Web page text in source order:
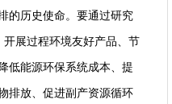
的历史使命。要通过研究
展过程环境友好产品、节
低能源环保系统成本、提
排放、促进副产资源循环